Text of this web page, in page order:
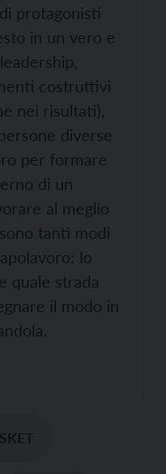
protagonisti
in un vero e
costruttivi
nei risultati),
diverse
per formare
di un
al meglio
tanti modi
lo
quale strada
il modo in